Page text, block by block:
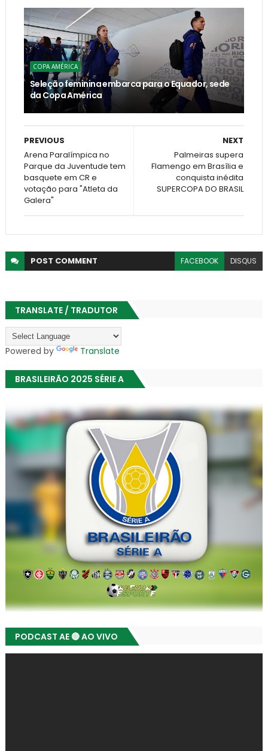
COPA AMÉRICA
Seleção feminina embarca para o Equador, sede
da Copa América
NEXT
Palmeiras supera
Flamengo em Brasília e
conquista inédita
SUPERCOPA DO BRASIL
PREVIOUS
Arena Paralímpica no
Parque da Juventude tem
basquete em CR e
votação para "Atleta da
Galera"
POST COMMENT FACEBOOK DISQUS
TRANSLATE / TRADUTOR
Powered by Translate
BRASILEIRÃO 2025 SÉRIE A
PODCAST AE 🔴 AO VIVO